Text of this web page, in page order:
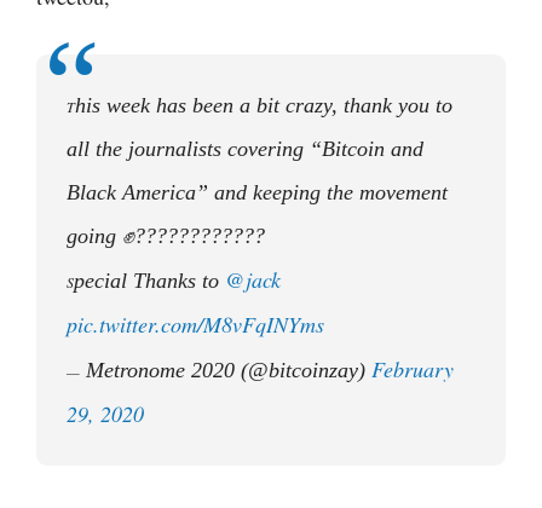
This week has been a bit crazy, thank you to
all the journalists covering “Bitcoin and
Black America” and keeping the movement
going ✊????????????
Special Thanks to @jack
pic.twitter.com/M8vFqINYms
— Metronome 2020 (@bitcoinzay) February
29, 2020